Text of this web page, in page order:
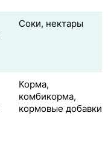
Соки, нектары
Корма,
комбикорма,
кормовые добавки